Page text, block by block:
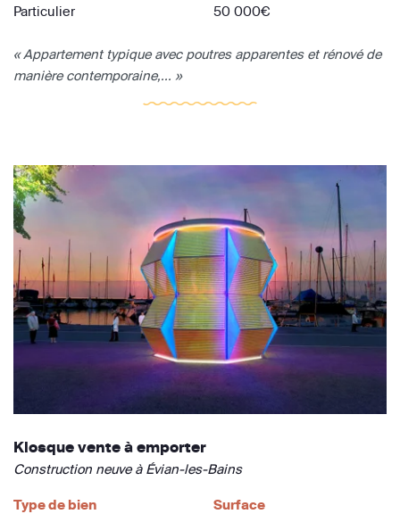
Particulier
50 000€
« Appartement typique avec poutres apparentes et rénové de
manière contemporaine,... »
Kiosque vente à emporter
Construction neuve à Évian-les-Bains
Type de bien
Surface